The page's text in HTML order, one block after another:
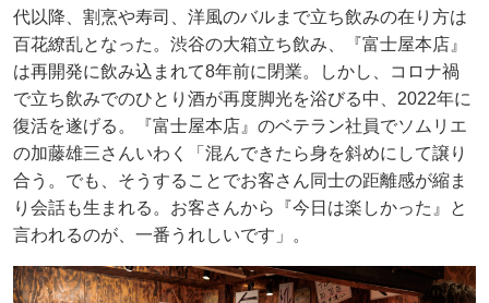
代以降、割烹や寿司、洋風のバルまで立ち飲みの在り方は
百花繚乱となった。渋谷の大箱立ち飲み、『富士屋本店』
は再開発に飲み込まれて8年前に閉業。しかし、コロナ禍
で立ち飲みでのひとり酒が再度脚光を浴びる中、2022年に
復活を遂げる。『富士屋本店』のベテラン社員でソムリエ
の加藤雄三さんいわく「混んできたら身を斜めにして譲り
合う。でも、そうすることでお客さん同士の距離感が縮ま
り会話も生まれる。お客さんから『今日は楽しかった』と
言われるのが、一番うれしいです」。